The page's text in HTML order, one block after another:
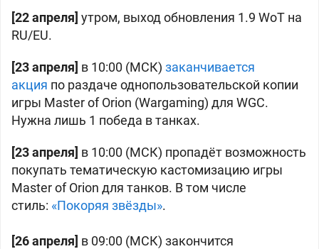
[22 апреля] утром, выход обновления 1.9 WoT на
RU/EU.
[23 апреля] в 10:00 (МСК) заканчивается
акция по раздаче однопользовательской копии
игры Master of Orion (Wargaming) для WGC.
Нужна лишь 1 победа в танках.
[23 апреля] в 10:00 (МСК) пропадёт возможность
покупать тематическую кастомизацию игры
Master of Orion для танков. В том числе
стиль: «Покоряя звёзды».
[26 апреля] в 09:00 (МСК) закончится